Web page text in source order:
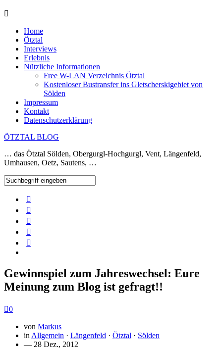
Home
Ötztal
Interviews
Erlebnis
Nützliche Informationen
Free W-LAN Verzeichnis Ötztal
Kostenloser Bustransfer ins Gletscherskigebiet von
Sölden
Impressum
Kontakt
Datenschutzerklärung
ÖTZTAL BLOG
… das Ötztal Sölden, Obergurgl-Hochgurgl, Vent, Längenfeld,
Umhausen, Oetz, Sautens, …
Gewinnspiel zum Jahreswechsel: Eure
Meinung zum Blog ist gefragt!!
0
von Markus
in Allgemein · Längenfeld · Ötztal · Sölden
— 28 Dez., 2012